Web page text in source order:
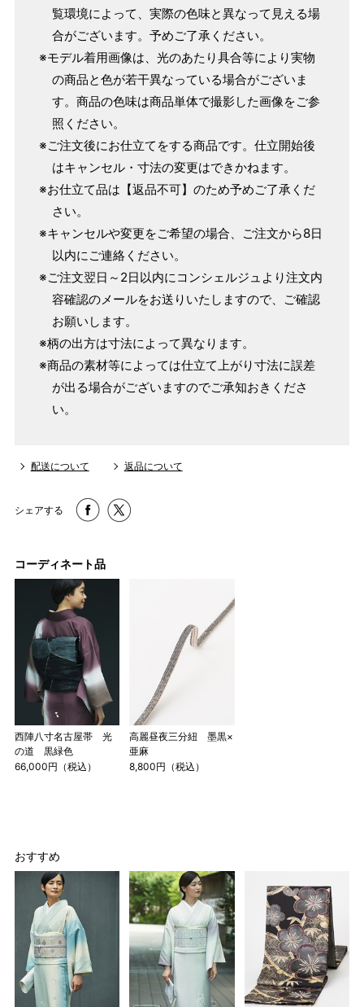
～155cm
4尺5分
155cm
M
～160cm
～95cm
4尺2寸
MW
L
LW
LL
1 寸法は鯨尺（くじらじゃく）寸法です。もともと鯨のひげ
で作られた道具で測っていたので鯨尺と言います。
単位：１尺＝約38cm １寸＝約3.8cm １分＝約0.38cm
2 鯨尺寸法となりますので上表の cm はおおよその長さとな
ります。
3 反物の巾により表記の裄のサイズが出ない場合がございま
す。その際は、目一杯での寸法とさせていただきます。
覧環境によって、実際の色味と異なって見える場
合がございます。予めご了承ください。
※モデル着用画像は、光のあたり具合等により実物
の商品と色が若干異なっている場合がございま
す。商品の色味は商品単体で撮影した画像をご参
照ください。
※ご注文後にお仕立てをする商品です。仕立開始後
はキャンセル・寸法の変更はできかねます。
※お仕立て品は【返品不可】のため予めご了承くだ
さい。
※キャンセルや変更をご希望の場合、ご注文から8日
以内にご連絡ください。
※ご注文翌日～2日以内にコンシェルジュより注文内
容確認のメールをお送りいたしますので、ご確認
お願いします。
※柄の出方は寸法によって異なります。
※商品の素材等によっては仕立て上がり寸法に誤差
が出る場合がございますのでご承知おきくださ
い。
配送について 返品について
シェアする
コーディネート品
西陣八寸名古屋帯 光
の道 黒緑色
66,000円（税込）
高麗昼夜三分紐 墨黒×
亜麻
8,800円（税込）
おすすめ